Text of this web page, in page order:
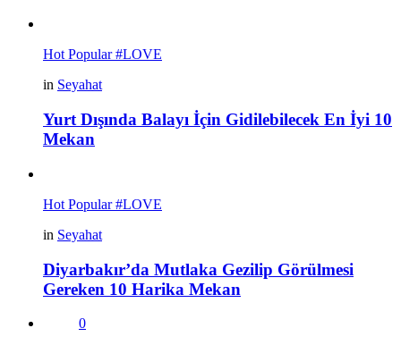
HotPopular#LOVE
in Seyahat
Yurt Dışında Balayı İçin Gidilebilecek En İyi 10
Mekan
Hot Popular#LOVE
in Seyahat
Diyarbakır’da Mutlaka Gezilip Görülmesi
Gereken 10 Harika Mekan
0